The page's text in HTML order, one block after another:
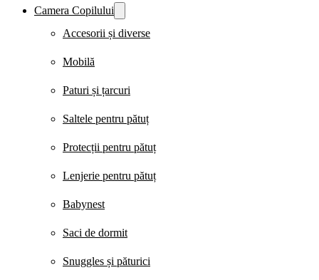
Camera Copilului
Accesorii și diverse
Mobilă
Paturi și țarcuri
Saltele pentru pătuț
Protecții pentru pătuț
Lenjerie pentru pătuț
Babynest
Saci de dormit
Snuggles și păturici